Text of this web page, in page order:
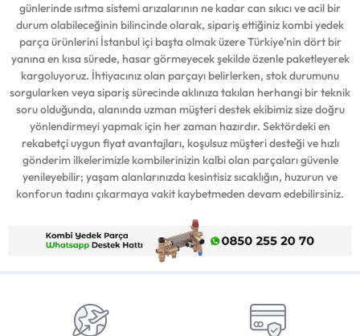
günlerinde ısıtma sistemi arızalarının ne kadar can sıkıcı ve acil bir
durum olabileceğinin bilincinde olarak, sipariş ettiğiniz kombi yedek
parça ürünlerini İstanbul içi başta olmak üzere Türkiye’nin dört bir
yanına en kısa sürede, hasar görmeyecek şekilde özenle paketleyerek
kargoluyoruz. İhtiyacınız olan parçayı belirlerken, stok durumunu
sorgularken veya sipariş sürecinde aklınıza takılan herhangi bir teknik
soru olduğunda, alanında uzman müşteri destek ekibimiz size doğru
yönlendirmeyi yapmak için her zaman hazırdır. Sektördeki en
rekabetçi uygun fiyat avantajları, koşulsuz müşteri desteği ve hızlı
gönderim ilkelerimizle kombilerinizin kalbi olan parçaları güvenle
yenileyebilir; yaşam alanlarınızda kesintisiz sıcaklığın, huzurun ve
konforun tadını çıkarmaya vakit kaybetmeden devam edebilirsiniz.